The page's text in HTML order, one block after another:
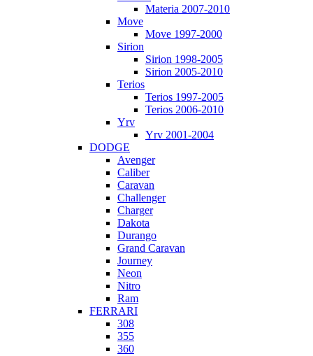
Materia 2007-2010
Move
Move 1997-2000
Sirion
Sirion 1998-2005
Sirion 2005-2010
Terios
Terios 1997-2005
Terios 2006-2010
Yrv
Yrv 2001-2004
DODGE
Avenger
Caliber
Caravan
Challenger
Charger
Dakota
Durango
Grand Caravan
Journey
Neon
Nitro
Ram
FERRARI
308
355
360